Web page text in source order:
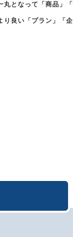
となって「商品」
良い「プラン」「